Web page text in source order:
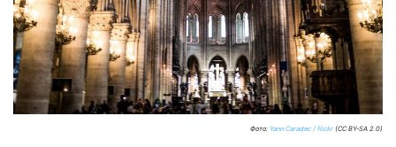
Фото: Yann Caradec / flickr (CC BY-SA 2.0)